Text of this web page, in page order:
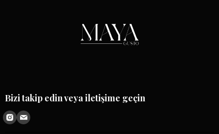
Bizi takip edin veya iletişime geçin